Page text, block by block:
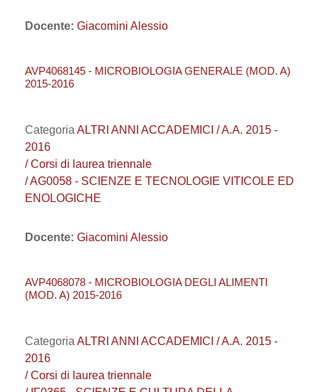
Docente: Giacomini Alessio
AVP4068145 - MICROBIOLOGIA GENERALE (MOD. A)
2015-2016
Categoria ALTRI ANNI ACCADEMICI / A.A. 2015 -
2016
/ Corsi di laurea triennale
/ AG0058 - SCIENZE E TECNOLOGIE VITICOLE ED
ENOLOGICHE
Docente: Giacomini Alessio
AVP4068078 - MICROBIOLOGIA DEGLI ALIMENTI
(MOD. A) 2015-2016
Categoria ALTRI ANNI ACCADEMICI / A.A. 2015 -
2016
/ Corsi di laurea triennale